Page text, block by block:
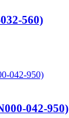
560)
042-950)